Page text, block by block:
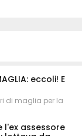
eccoli! E
di maglia per la
l'ex assessore